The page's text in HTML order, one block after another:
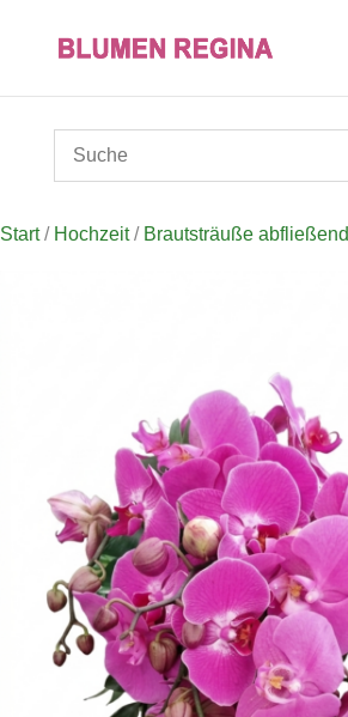
Start/ Hochzeit/ Brautsträuße abfließend